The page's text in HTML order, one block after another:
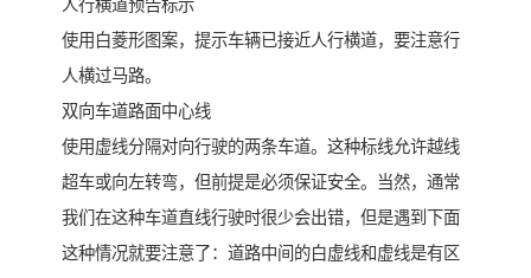
人行横道预告标示
使用白菱形图案，提示车辆已接近人行横道，要注意行
人横过马路。
双向车道路面中心线
使用虚线分隔对向行驶的两条车道。这种标线允许越线
超车或向左转弯，但前提是必须保证安全。当然，通常
我们在这种车道直线行驶时很少会出错，但是遇到下面
这种情况就要注意了：道路中间的白虚线和虚线是有区